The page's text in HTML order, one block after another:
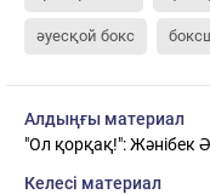
әуесқой бокс
Алдыңғы материал
"Ол қорқақ!": Жәнібек
Келесі материал